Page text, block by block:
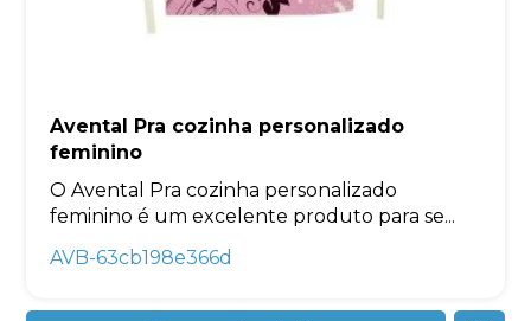
Avental Pra cozinha personalizado
feminino
O Avental Pra cozinha personalizado
feminino é um excelente produto para se...
AVB-63cb198e366d